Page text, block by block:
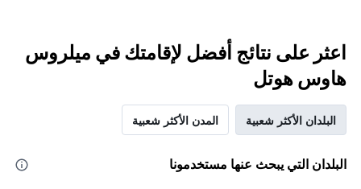
اعثر على نتائج أفضل لإقامتك في ميلروس
هاوس هوتل
البلدان الأكثر شعبية المدن الأكثر شعبية
البلدان التي يبحث عنها مستخدمونا